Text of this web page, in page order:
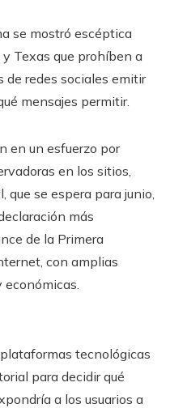
se mostró escéptica
Texas que prohíben a
de redes sociales emitir
mensajes permitir.
en un esfuerzo por
en los sitios,
que se espera para junio,
más
de la Primera
con amplias
tecnológicas
para decidir qué
a los usuarios a